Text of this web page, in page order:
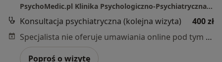
PsychoMedic.pl Klinika Psychologiczno-Psychiatryczna Łódź (al. T. Kościuszki 13, Centrum)
Konsultacja psychiatryczna (kolejna wizyta)
400 zł
Specjalista nie oferuje umawiania online pod tym adresem.
Poproś o wizytę